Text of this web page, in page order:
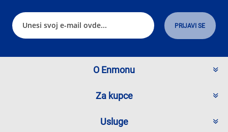
O Enmonu
Za kupce
Usluge